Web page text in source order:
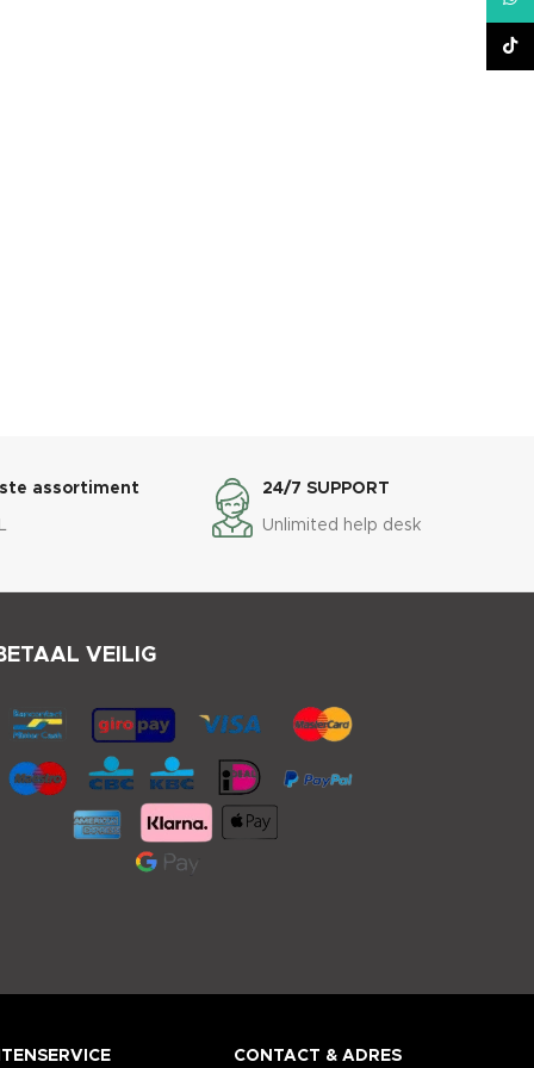
assortiment 24/7 SUPPORT
Unlimited help desk
VEILIG
CONTACT & ADRES